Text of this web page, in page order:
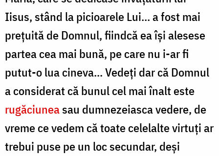
Iisus, stând la picioarele Lui... a fost mai
prețuită de Domnul, fiindcă ea își alesese
partea cea mai bună, pe care nu i-ar fi
putut-o lua cineva... Vedeți dar că Domnul
a considerat că bunul cel mai înalt este
rugăciuneasau dumnezeiasca vedere, de
vreme ce vedem că toate celelalte virtuți ar
trebui puse pe un loc secundar, deși